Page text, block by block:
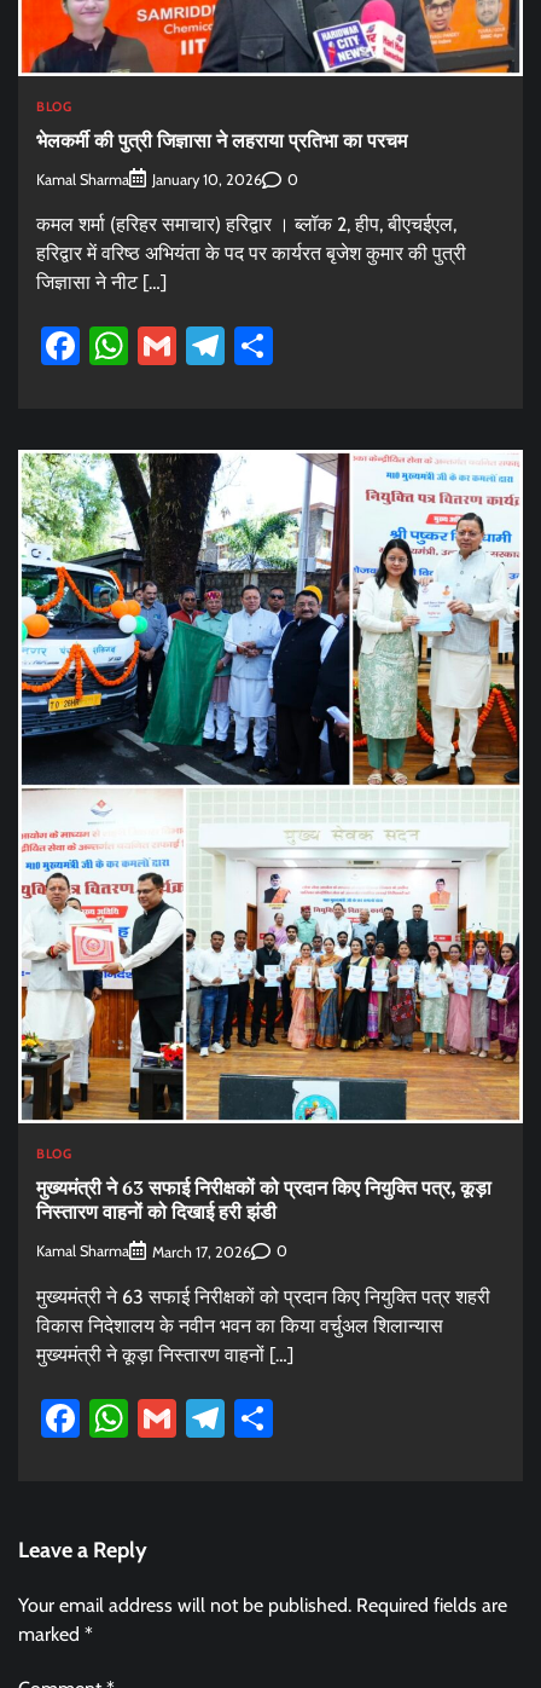
BLOG
भेलकर्मी की पुत्री जिज्ञासा ने लहराया प्रतिभा का परचम
Kamal Sharma January 10, 2026 0
कमल शर्मा (हरिहर समाचार) हरिद्वार । ब्लॉक 2, हीप, बीएचईएल,
हरिद्वार में वरिष्ठ अभियंता के पद पर कार्यरत बृजेश कुमार की पुत्री
जिज्ञासा ने नीट […]
Facebook
WhatsApp
GmailTelegram
BLOG
मुख्यमंत्री ने 63 सफाई निरीक्षकों को प्रदान किए नियुक्ति पत्र, कूड़ा
निस्तारण वाहनों को दिखाई हरी झंडी
Kamal Sharma March 17, 2026 0
मुख्यमंत्री ने 63 सफाई निरीक्षकों को प्रदान किए नियुक्ति पत्र शहरी
विकास निदेशालय के नवीन भवन का किया वर्चुअल शिलान्यास
मुख्यमंत्री ने कूड़ा निस्तारण वाहनों […]
Facebook
WhatsApp
GmailTelegram
Leave a Reply
Your email address will not be published. Required fields are
marked *